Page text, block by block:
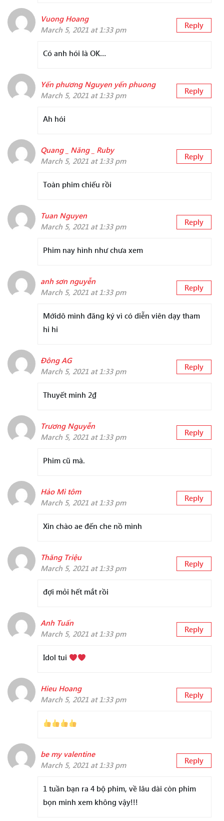
Vuong Hoang
March 5, 2021 at 1:33 pm
Reply
Có anh hói là OK…
Yến phương Nguyen yến phuong
March 5, 2021 at 1:33 pm
Reply
Ah hói
Quang _ Năng _ Ruby
March 5, 2021 at 1:33 pm
Reply
Toàn phim chiếu rồi
Tuan Nguyen
March 5, 2021 at 1:33 pm
Reply
Phim nay hình như chưa xem
anh sơn nguyễn
March 5, 2021 at 1:33 pm
Reply
Mớidô mình đăng ký vì có diễn viên dạy tham
hi hi
Đông AG
March 5, 2021 at 1:33 pm
Reply
Thuyết minh 2₫
Trương Nguyễn
March 5, 2021 at 1:33 pm
Reply
Phim cũ mà.
Hảo Mì tôm
March 5, 2021 at 1:33 pm
Reply
Xin chào ae đến che nồ mình
Thăng Triệu
March 5, 2021 at 1:33 pm
Reply
đợi mỏi hết mắt rồi
Anh Tuấn
March 5, 2021 at 1:33 pm
Reply
Idol tui
Hieu Hoang
March 5, 2021 at 1:33 pm
Reply
be my valentine
March 5, 2021 at 1:33 pm
Reply
1 tuần bạn ra 4 bộ phim, về lâu dài còn phim
bọn minh xem không vậy!!!